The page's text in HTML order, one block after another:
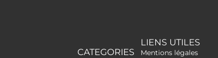
CATEGORIES
LIENS UTILES
Mentions légales